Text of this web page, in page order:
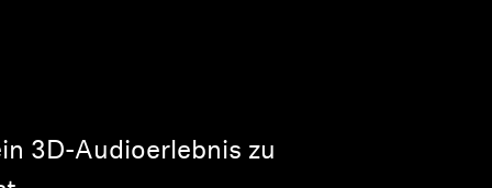
3D-Audioerlebnis zu